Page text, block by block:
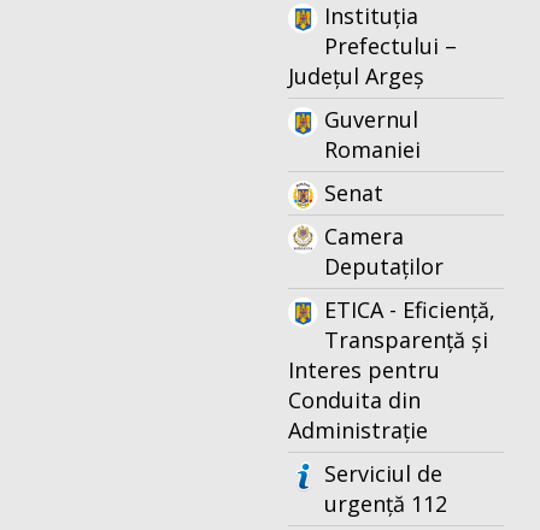
Instituția
Prefectului –
Județul Argeș
Guvernul
Romaniei
Senat
Camera
Deputaților
ETICA - Eficiență,
Transparență și
Interes pentru
Conduita din
Administrație
Serviciul de
urgență 112